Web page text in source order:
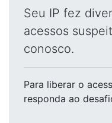
Seu IP fez
acessos
conosco.
Para liberar o
responda ao